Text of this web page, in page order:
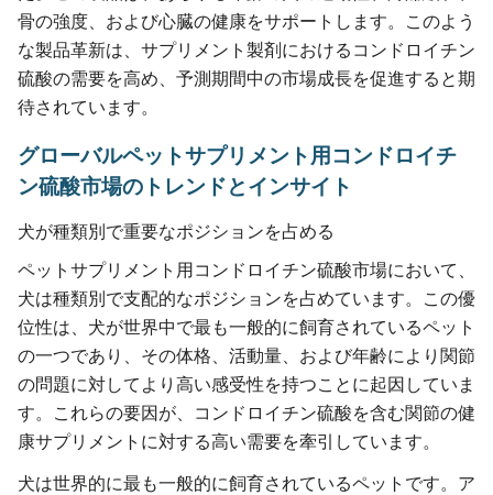
骨の強度、および心臓の健康をサポートします。このよう
な製品革新は、サプリメント製剤におけるコンドロイチン
硫酸の需要を高め、予測期間中の市場成長を促進すると期
待されています。
グローバルペットサプリメント用コンドロイチ
ン硫酸市場のトレンドとインサイト
犬が種類別で重要なポジションを占める
ペットサプリメント用コンドロイチン硫酸市場において、
犬は種類別で支配的なポジションを占めています。この優
位性は、犬が世界中で最も一般的に飼育されているペット
の一つであり、その体格、活動量、および年齢により関節
の問題に対してより高い感受性を持つことに起因していま
す。これらの要因が、コンドロイチン硫酸を含む関節の健
康サプリメントに対する高い需要を牽引しています。
犬は世界的に最も一般的に飼育されているペットです。ア